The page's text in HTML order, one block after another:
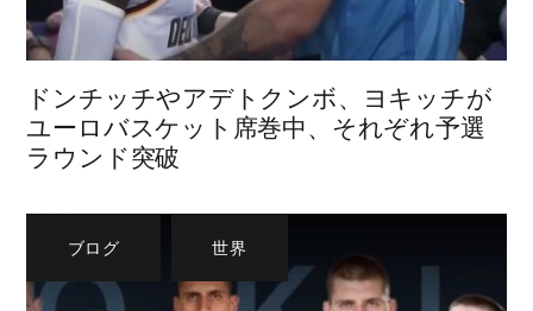
ドンチッチやアデトクンボ、ヨキッチが
ユーロバスケット席巻中、それぞれ予選
ラウンド突破
ブログ 世界